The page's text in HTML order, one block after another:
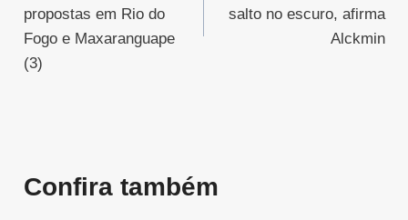
Post
propostas em Rio do
Fogo e Maxaranguape
(3)
salto no escuro, afirma
Alckmin
Confira também